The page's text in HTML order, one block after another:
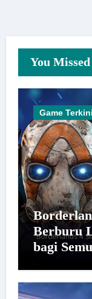
You Missed
Game Terkini
Berburu
bagi